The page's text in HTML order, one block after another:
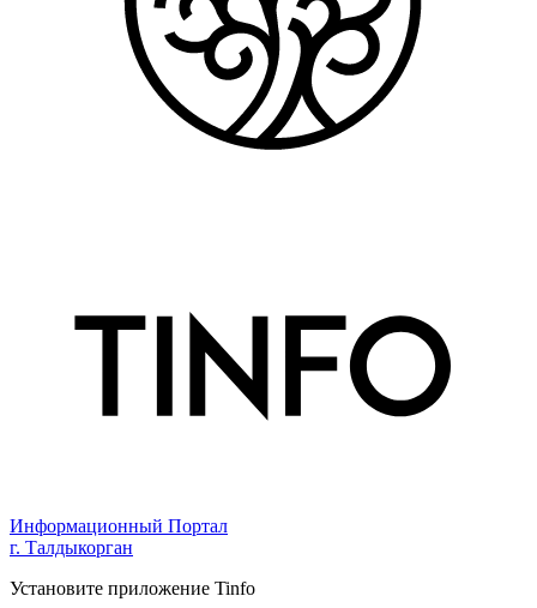
Информационный Портал
г. Талдыкорган
Установите приложение Tinfo